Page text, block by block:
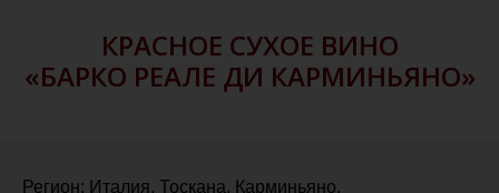
КРАСНОЕ СУХОЕ ВИНО
«БАРКО РЕАЛЕ ДИ КАРМИНЬЯНО»
Регион: Италия, Тоскана, Карминьяно.